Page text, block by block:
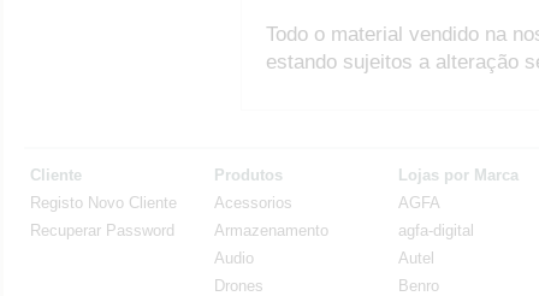
Todo o material vendido na
estando sujeitos a alteração
Cliente
Registo Novo Cliente
Recuperar Password
Produtos
Acessorios
Armazenamento
Audio
Drones
Lojas por Marca
AGFA
agfa-digital
Autel
Benro